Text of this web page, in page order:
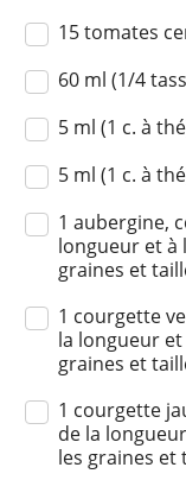
15 tomates
60 ml (1/4
5 ml (1 c. à
5 ml (1 c. à
1 aubergine,
longueur et à
graines et
1 courgette
la longueur
graines et
1 courgette
de la
les graines